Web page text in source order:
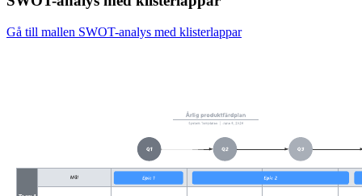
Gå till mallen SWOT-analys med klisterlappar